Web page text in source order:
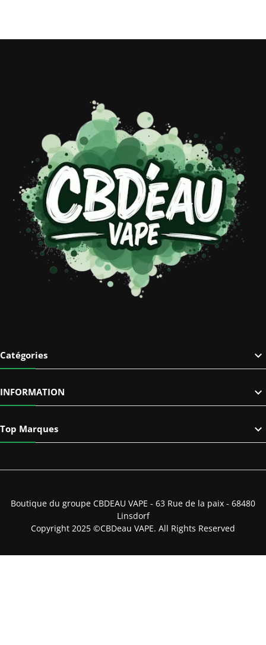
Catégories 
INFORMATION 
Top Marques 
Boutique du groupe CBDEAU VAPE - 63 Rue de la paix - 68480
Linsdorf
Copyright 2025 ©CBDeau VAPE. All Rights Reserved